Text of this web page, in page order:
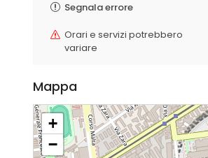
Segnala errore
Orari e servizi potrebbero
variare
Mappa
+
−